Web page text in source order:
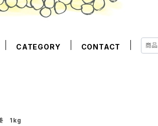
CATEGORY CONTACT
1kg